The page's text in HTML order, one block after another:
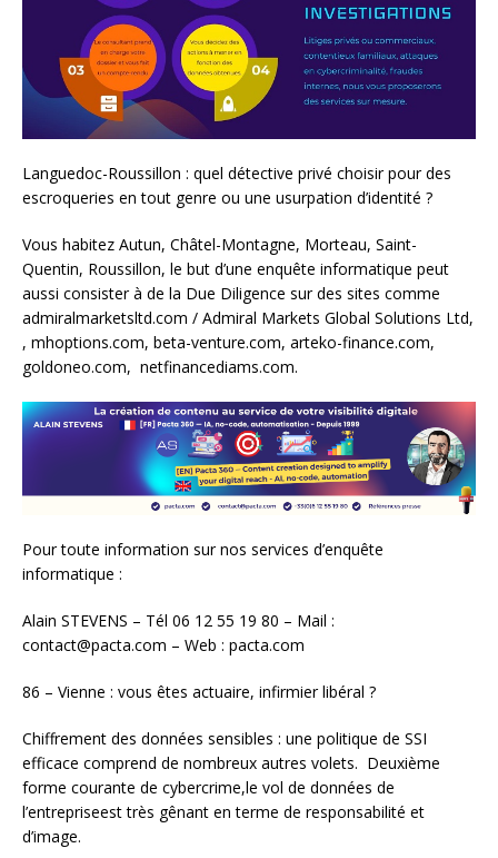
Languedoc-Roussillon : quel détective privé choisir pour des
escroqueries en tout genre ou une usurpation d’identité ?
Vous habitez Autun, Châtel-Montagne, Morteau, Saint-
Quentin, Roussillon, le but d’une enquête informatique peut
aussi consister à de la Due Diligence sur des sites comme
admiralmarketsltd.com / Admiral Markets Global Solutions Ltd,
, mhoptions.com, beta-venture.com, arteko-finance.com,
goldoneo.com, netfinancediams.com.
Pour toute information sur nos services d’enquête
informatique :
Alain STEVENS – Tél 06 12 55 19 80 – Mail :
contact@pacta.com – Web : pacta.com
86 – Vienne : vous êtes actuaire, infirmier libéral ?
Chiffrement des données sensibles : une politique de SSI
efficace comprend de nombreux autres volets. Deuxième
forme courante de cybercrime,le vol de données de
l’entrepriseest très gênant en terme de responsabilité et
d’image.